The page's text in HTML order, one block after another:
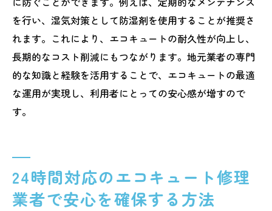
を行い、湿気対策として防湿剤を使用することが推奨さ
れます。これにより、エコキュートの耐久性が向上し、
長期的なコスト削減にもつながります。地元業者の専門
的な知識と経験を活用することで、エコキュートの最適
な運用が実現し、利用者にとっての安心感が増すので
す。
24時間対応のエコキュート修理
業者で安心を確保する方法